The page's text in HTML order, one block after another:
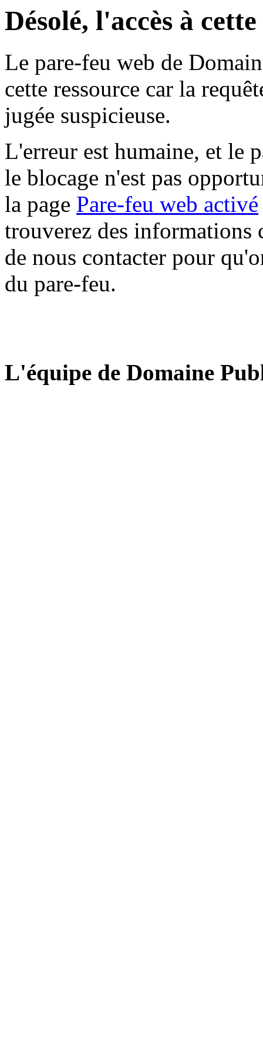
Désolé, l'accès à
Le pare-feu web de
cette ressource car la
jugée suspicieuse.
L'erreur est humaine, et le
le blocage n'est pas
la page Pare-feu web activé
trouverez des informations
de nous contacter pour
du pare-feu.
L'équipe de Domaine